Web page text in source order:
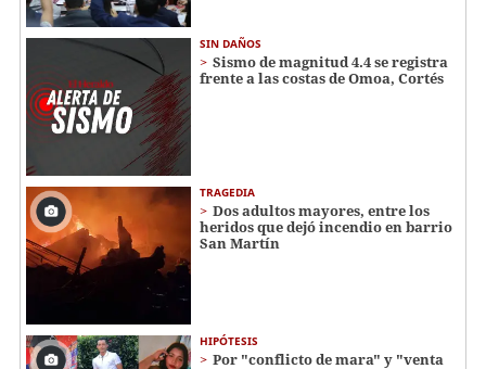
SIN DAÑOS
Sismo de magnitud 4.4 se registra
frente a las costas de Omoa, Cortés
TRAGEDIA
Dos adultos mayores, entre los
heridos que dejó incendio en barrio
San Martín
HIPÓTESIS
Por "conflicto de mara" y "venta